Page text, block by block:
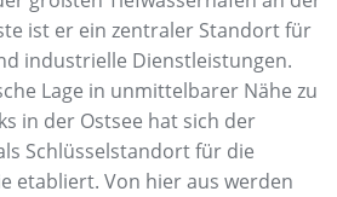
ist er ein zentraler Standort für
industrielle Dienstleistungen.
Lage in unmittelbarer Nähe zu
in der Ostsee hat sich der
Schlüsselstandort für die
etabliert. Von hier aus werden